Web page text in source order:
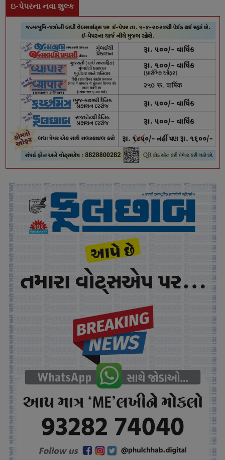
ઇ-પેપરના નવા શુલ્ક